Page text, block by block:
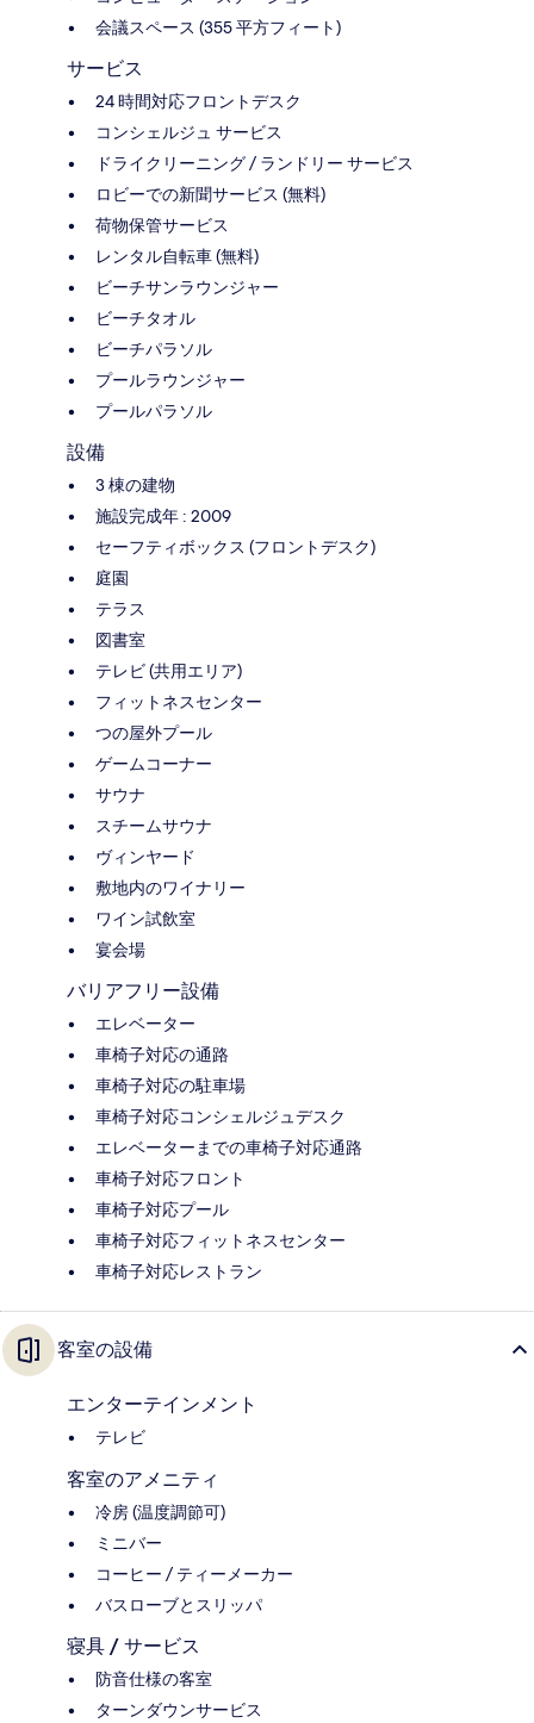
会議スペース (355 平方フィート)
サービス
24 時間対応フロントデスク
コンシェルジュ サービス
ドライクリーニング / ランドリー サービス
ロビーでの新聞サービス (無料)
荷物保管サービス
レンタル自転車 (無料)
ビーチサンラウンジャー
ビーチタオル
ビーチパラソル
プールラウンジャー
プールパラソル
設備
3 棟の建物
施設完成年 : 2009
セーフティボックス (フロントデスク)
庭園
テラス
図書室
テレビ (共用エリア)
フィットネスセンター
つの屋外プール
ゲームコーナー
サウナ
スチームサウナ
ヴィンヤード
敷地内のワイナリー
ワイン試飲室
宴会場
バリアフリー設備
エレベーター
車椅子対応の通路
車椅子対応の駐車場
車椅子対応コンシェルジュデスク
エレベーターまでの車椅子対応通路
車椅子対応フロント
車椅子対応プール
車椅子対応フィットネスセンター
車椅子対応レストラン
客室の設備
エンターテインメント
テレビ
客室のアメニティ
冷房 (温度調節可)
ミニバー
コーヒー / ティーメーカー
バスローブとスリッパ
寝具 / サービス
防音仕様の客室
ターンダウンサービス